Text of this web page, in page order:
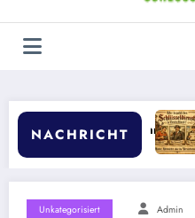
NACHRICHT
Wer zahlt den
Unkategorisiert Admin